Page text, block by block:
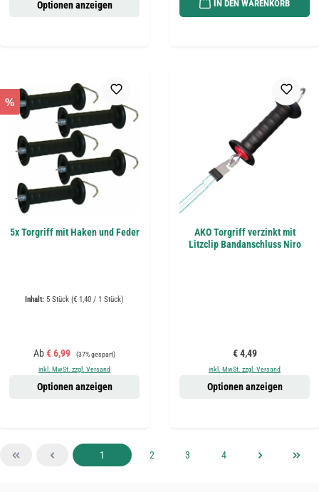
Optionen anzeigen IN DEN WARENKORB
%
5x Torgriff mit Haken und Feder
Inhalt: 5 Stück (€ 1,40 / 1 Stück)
Verkaufspreis:
Ab€ 6,99 Regulärer Preis:
(37% gespart)
inkl. MwSt. zzgl. Versand
Optionen anzeigen
AKO Torgriff verzinkt mit
Litzclip Bandanschluss Niro
Regulärer Preis:
€ 4,49
inkl. MwSt. zzgl. Versand
Optionen anzeigen
Seite
1 Seite
2 Seite
3 Seite
4